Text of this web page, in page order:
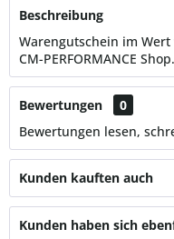
Beschreibung
Warengutschein im
CM-PERFORMANCE
Bewertungen
0
Bewertungen lesen,
Kunden kauften auch
Kunden haben sich